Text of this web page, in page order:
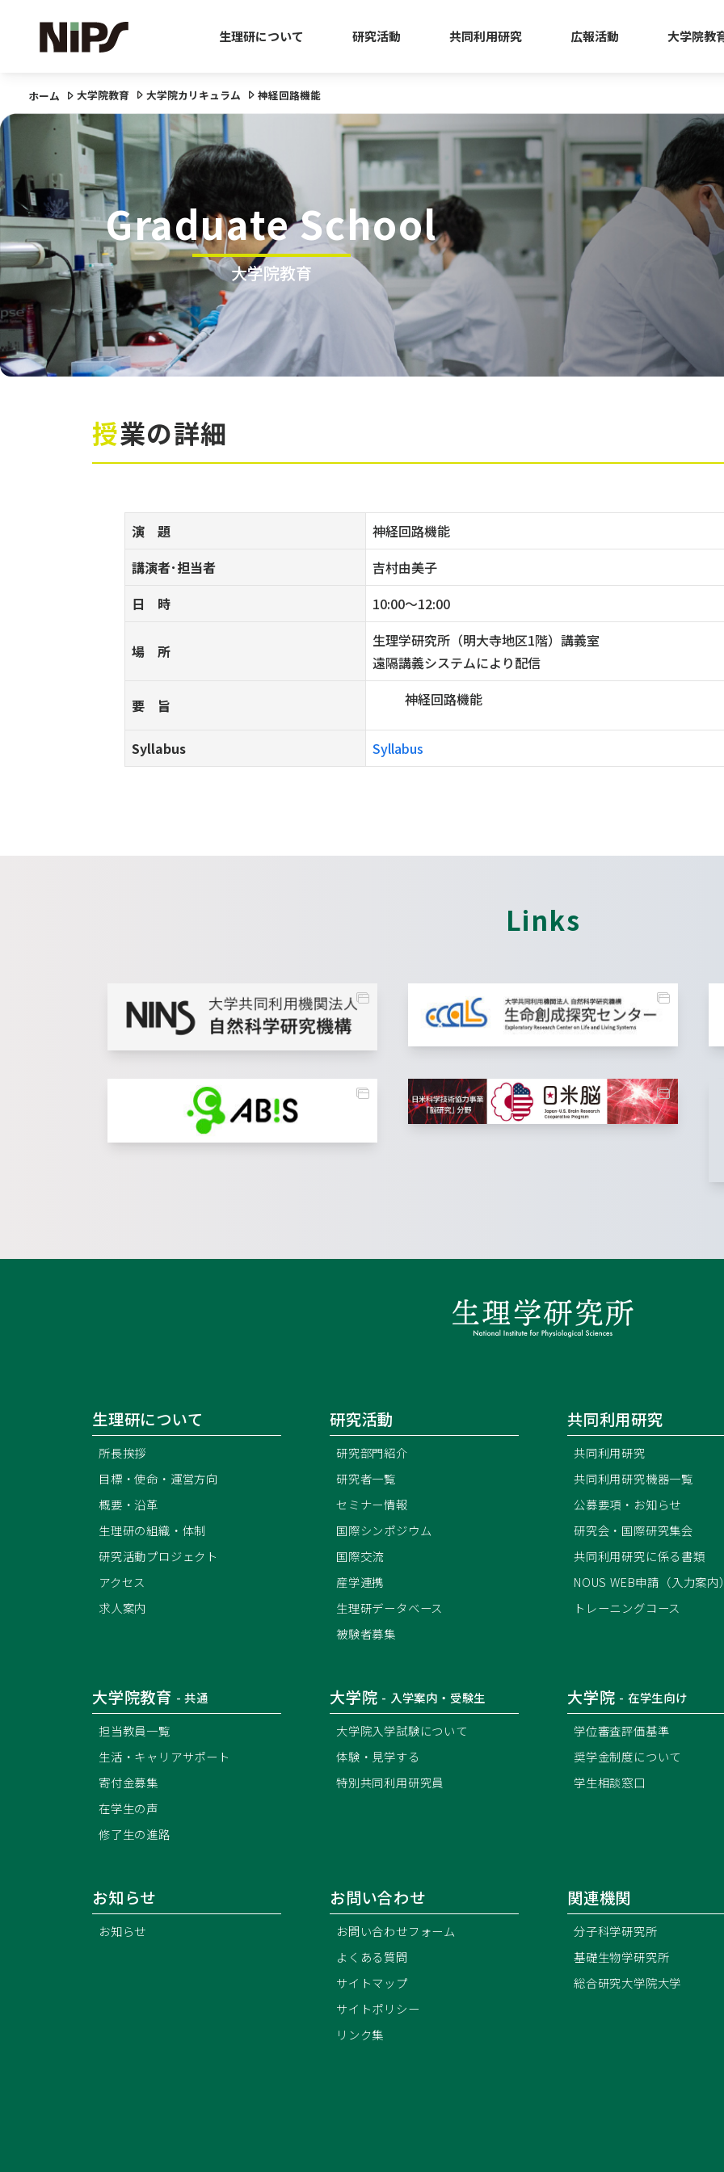
生理研について 研究活動 共同利用研究 広報活動 大学院教
ホーム 大学院教育 大学院カリキュラム 神経回路機能
Graduate School
大学院教育
授業の詳細
演 題
神経回路機能
講演者･担当者
吉村由美子
日 時
10:00〜12:00
場 所
生理学研究所（明大寺地区1階）講義室
遠隔講義システムにより配信
要 旨 神経回路機能
Syllabus Syllabus
Links
生理研について
所長挨拶
目標・使命・運営方向
概要・沿革
生理研の組織・体制
研究活動プロジェクト
アクセス
求人案内
研究活動
研究部門紹介
研究者一覧
セミナー情報
国際シンポジウム
国際交流
産学連携
生理研データベース
被験者募集
共同利用研究
共同利用研究
共同利用研究機器一覧
公募要項・お知らせ
研究会・国際研究集会
共同利用研究に係る書類
NOUS WEB申請（入力案内
トレーニングコース
大学院教育 - 共通
担当教員一覧
生活・キャリアサポート
寄付金募集
在学生の声
修了生の進路
大学院 - 入学案内・受験生
大学院入学試験について
体験・見学する
特別共同利用研究員
大学院 - 在学生向け
学位審査評価基準
奨学金制度について
学生相談窓口
お知らせ
お知らせ
お問い合わせ
お問い合わせフォーム
よくある質問
サイトマップ
サイトポリシー
リンク集
関連機関
分子科学研究所
基礎生物学研究所
総合研究大学院大学